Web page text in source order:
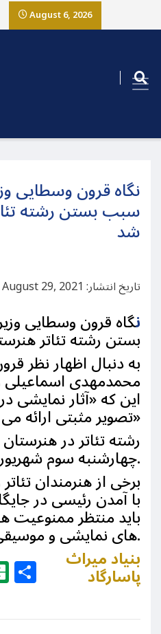
August 6, 2026
نگاه قرون وسطایی
سبب بستن رشته
شد
تاریخ انتشار: August 29, 2021
نگاه قرون وسطایی
بستن رشته تئاتر
به دنبال اظهار نظر
محمدمهدی اسماعیلی
این که «آثار نمایشی
تصویر مثبتی ارائه می دهد»
رشته تئاتر در
چهارشنبه سوم شهریور تعطیل شد.
برخی از هنرمندان
با آمدن رئیسی در
باید منتظر ممنوعیت
های نمایشی و موسیقی در ایران بود.
Balatarin
Share
بنیاد میراث
پاسارگاد